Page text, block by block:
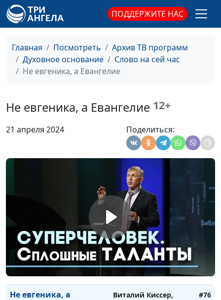
ПОДДЕРЖИТЕ НАС
Главная Посмотреть
Архив ТВ программ
Духовное основание
Слово на сей час
Не евгеника, а Евангелие
Не евгеника, а Евангелие 12+
21 апреля 2024 Поделиться:
Чаша моя
преисполнена, или
Наполненная жизнь с
Богом
Виталий Киссер,
священнослужитель
Не евгеника, а
Виталий Киссер,
#76